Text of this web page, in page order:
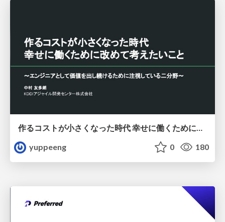
作るコストが小さくなった時代 幸せに働くために改めて考えたいこと 〜エンジニアとして価値を出し続けるために注視している二分野〜
yuppeeng
0 180